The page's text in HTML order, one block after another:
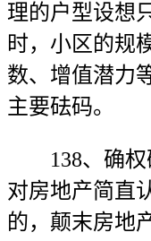
理的户型设想
时，小区的规
数、增值潜力
主要砝码。
138、确权
对房地产简直
的，颠末房地